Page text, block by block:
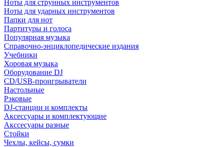
Ноты для струнных инструментов
Ноты для ударных инструментов
Папки для нот
Партитуры и голоса
Популярная музыка
Справочно-энциклопедические издания
Учебники
Хоровая музыка
Оборудование DJ
CD/USB-проигрыватели
Настольные
Рэковые
DJ-станции и комплекты
Аксессуары и комплектующие
Акссесуары разные
Стойки
Чехлы, кейсы, сумки